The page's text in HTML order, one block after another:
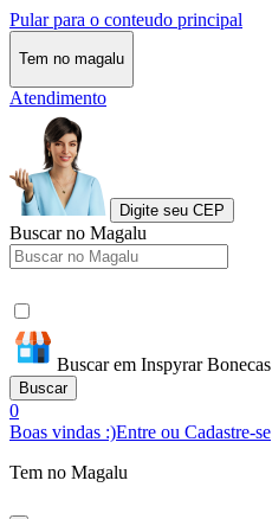
Pular para o conteudo principal
Tem no magalu
Atendimento
Digite seu CEP
Buscar no Magalu
Buscar em Inspyrar Bonecas
Buscar
0
Boas vindas :)Entre ou Cadastre-se
Tem no Magalu